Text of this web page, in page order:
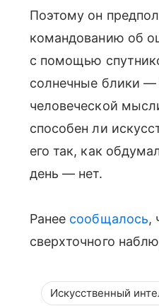
Поэтому он
командованию об
с помощью
солнечные блики —
человеческой
способен ли
его так, как
день — нет.
Ранее сообщалось,
сверхточного
Искусственный